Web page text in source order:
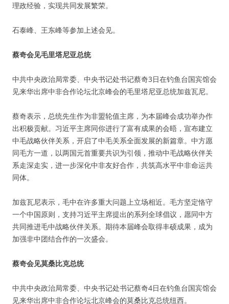
理政经验，实现共同发展繁荣。
石泰峰、王东峰等参加上述会见。
蔡奇会见毛里塔尼亚总统
中共中央政治局常委、中央书记处书记蔡奇3日在钓鱼台国宾馆会
见来华出席中非合作论坛北京峰会的毛里塔尼亚总统加兹瓦尼。
蔡奇表示，总统先生作为非盟轮值主席，为本届峰会成功举办作
出积极贡献。习近平主席同你进行了富有成果的会晤，宣布建立
中毛战略伙伴关系，开启了中毛关系全面发展的新篇章。中方愿
同毛方一道，以两国元首重要共识为引领，推动中毛战略伙伴关
系走深走实，进一步深化中非友好合作，共筑高水平中非命运共
同体。
加兹瓦尼表示，毛中在许多重大问题上立场相近。毛方坚定恪守
一个中国原则，支持习近平主席提出的系列全球倡议，愿同中方
共同推进毛中战略伙伴关系。期待本届峰会取得丰硕成果，成为
加强非中团结合作的一次盛会。
蔡奇会见莫桑比克总统
中共中央政治局常委、中央书记处书记蔡奇4日在钓鱼台国宾馆会
见来华出席中非合作论坛北京峰会的莫桑比克总统纽西。